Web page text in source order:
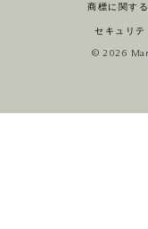
商標に関す
セキュリテ
© 2026